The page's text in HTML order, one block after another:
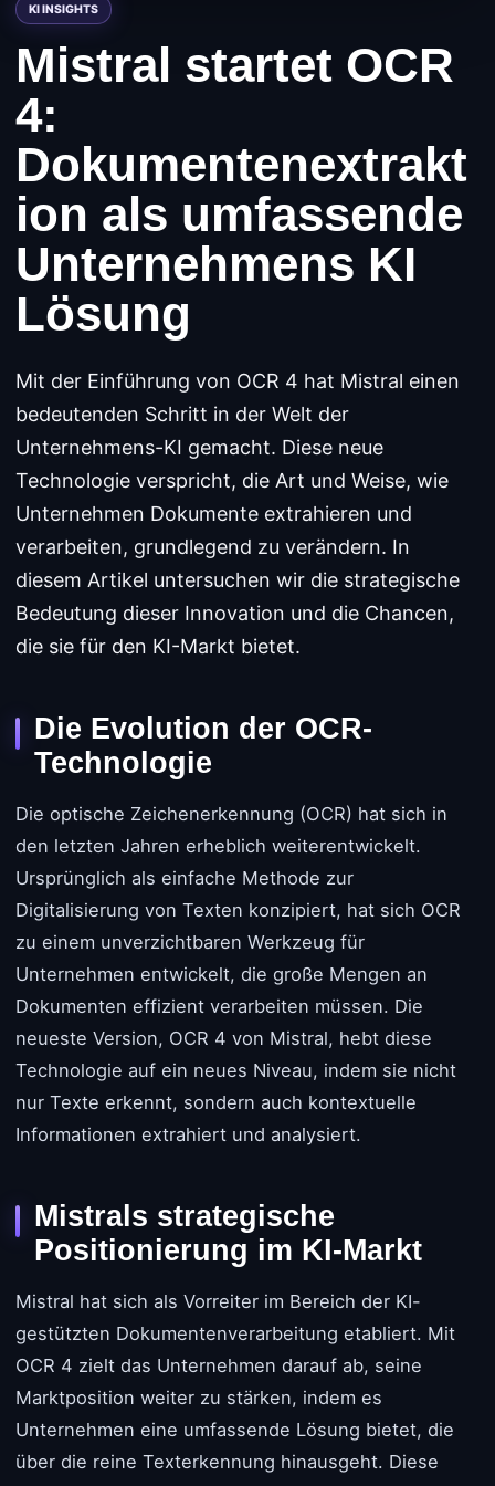
Mistral startet OCR
4:
Dokumentenextrakt
ion als umfassende
Unternehmens KI
Lösung
Mit der Einführung von OCR 4 hat Mistral einen
bedeutenden Schritt in der Welt der
Unternehmens-KI gemacht. Diese neue
Technologie verspricht, die Art und Weise, wie
Unternehmen Dokumente extrahieren und
verarbeiten, grundlegend zu verändern. In
diesem Artikel untersuchen wir die strategische
Bedeutung dieser Innovation und die Chancen,
die sie für den KI-Markt bietet.
Die Evolution der OCR-
Technologie
Die optische Zeichenerkennung (OCR) hat sich in
den letzten Jahren erheblich weiterentwickelt.
Ursprünglich als einfache Methode zur
Digitalisierung von Texten konzipiert, hat sich OCR
zu einem unverzichtbaren Werkzeug für
Unternehmen entwickelt, die große Mengen an
Dokumenten effizient verarbeiten müssen. Die
neueste Version, OCR 4 von Mistral, hebt diese
Technologie auf ein neues Niveau, indem sie nicht
nur Texte erkennt, sondern auch kontextuelle
Informationen extrahiert und analysiert.
Mistrals strategische
Positionierung im KI-Markt
Mistral hat sich als Vorreiter im Bereich der KI-
gestützten Dokumentenverarbeitung etabliert. Mit
OCR 4 zielt das Unternehmen darauf ab, seine
Marktposition weiter zu stärken, indem es
Unternehmen eine umfassende Lösung bietet, die
über die reine Texterkennung hinausgeht. Diese